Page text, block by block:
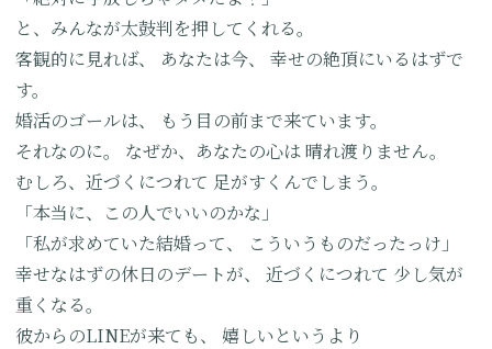
と、みんなが太鼓判を押してくれる。
客観的に見れば、
あなたは今、
幸せの絶頂にいるはずで
す。
婚活のゴールは、
もう目の前まで来ています。
それなのに。
なぜか、あなたの心は晴れ渡りません。
むしろ、近づくにつれて 足がすくんでしまう。
「本当に、この人でいいのかな」
「私が求めていた結婚って、
こういうものだったっけ」
幸せなはずの休日のデートが、
近づくにつれて 少し気が
重くなる。
彼からのLINEが来ても、
嬉しいというより